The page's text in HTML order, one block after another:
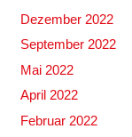
Dezember 2022
September 2022
Mai 2022
April 2022
Februar 2022